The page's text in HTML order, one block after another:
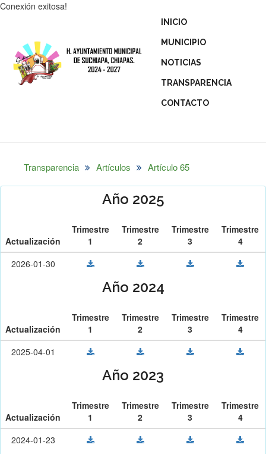
Conexión exitosa!
INICIO
MUNICIPIO
NOTICIAS
TRANSPARENCIA
CONTACTO
Transparencia Artículos Artículo 65
Año 2025
Actualización
Trimestre
1
Trimestre
2
Trimestre
3
Trimestre
4
2026-01-30
Año 2024
Actualización
Trimestre
1
Trimestre
2
Trimestre
3
Trimestre
4
2025-04-01
Año 2023
Actualización
Trimestre
1
Trimestre
2
Trimestre
3
Trimestre
4
2024-01-23